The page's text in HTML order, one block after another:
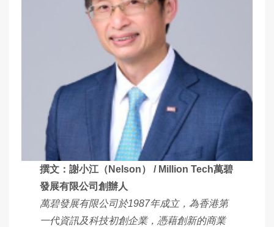
撰文：謝小江（Nelson） / Million Tech萬碧
發展有限公司創辦人
萬碧發展有限公司於1987年成立，為香港第
一代資訊及科技初創企業，憑藉創新的商業